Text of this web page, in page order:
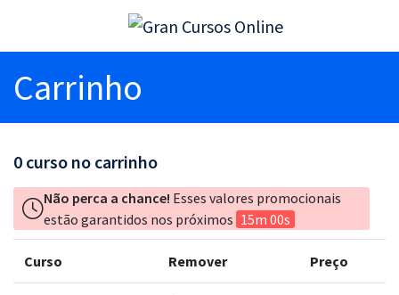
Carrinho
0 curso no carrinho
Não perca a chance! Esses valores promocionais
estão garantidos nos próximos 15m 00s
Curso Remover Preço